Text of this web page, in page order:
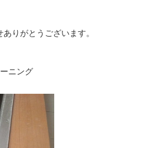
りがとうございます。
ニング